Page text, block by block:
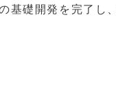
基礎開発を完了し